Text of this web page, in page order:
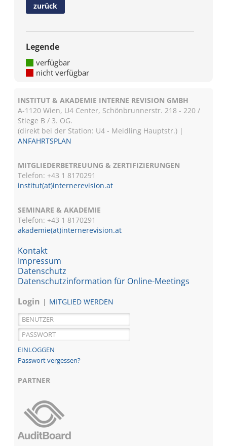
zurück
Legende
verfügbar
nicht verfügbar
INSTITUT & AKADEMIE INTERNE REVISION GMBH
A-1120 Wien, U4 Center, Schönbrunnerstr. 218 - 220 /
Stiege B / 3. OG.
(direkt bei der Station: U4 - Meidling Hauptstr.) |
ANFAHRTSPLAN
MITGLIEDERBETREUUNG & ZERTIFIZIERUNGEN
Telefon: +43 1 8170291
institut(at)internerevision.at
SEMINARE & AKADEMIE
Telefon: +43 18170291
akademie(at)internerevision.at
Kontakt
Impressum
Datenschutz
Datenschutzinformation für Online-Meetings
Login
MITGLIED WERDEN
Passwort vergessen?
PARTNER